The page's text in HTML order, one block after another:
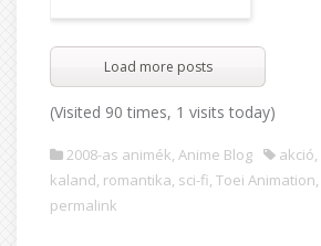
Load more posts
(Visited 90 times, 1 visits today)
2008-as animék Anime Blog akció
kaland romantika sci-fi Toei Animation
permalink